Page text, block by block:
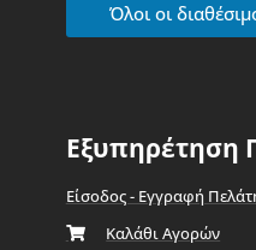
Όλοι οι
Εξυπηρέτηση
Είσοδος - Εγγραφή
Καλάθι Αγορών